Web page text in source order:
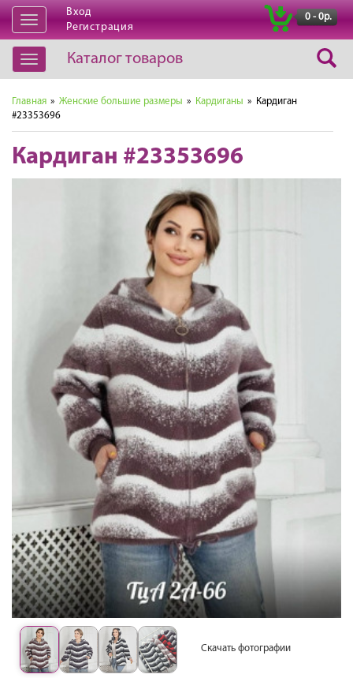
Открыть
навигацию
Вход
Регистрация
0 - 0р.
Открыть
навигацию
Каталог товаров
Главная » Женские большие размеры » Кардиганы » Кардиган
#23353696
Кардиган #23353696
Скачать фотографии